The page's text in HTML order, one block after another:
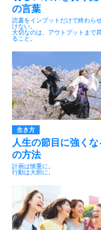
の言葉
読書をインプットだけで終わら
けない。
大切なのは、アウトプットまで
ること。
生き方
人生の節目に強くな
の方法
計画は慎重に。
行動は大胆に。